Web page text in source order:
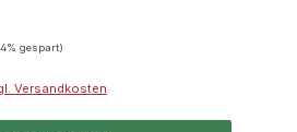
gespart)
Versandkosten